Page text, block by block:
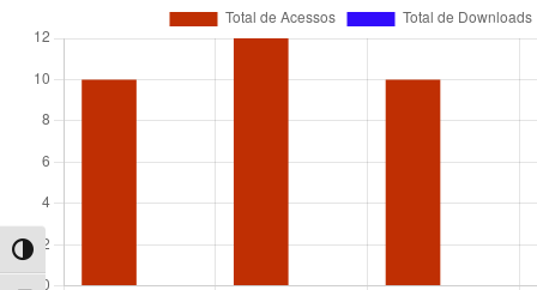
Alternar alto contraste